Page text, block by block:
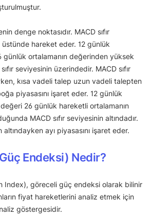
denge noktasıdır. MACD sıfır
üstünde hareket eder. 12 günlük
günlük ortalamanın değerinden yüksek
seviyesinin üzerindedir. MACD sıfır
kısa vadeli talep uzun vadeli talepten
piyasasını işaret eder. 12 günlük
26 günlük hareketli ortalamanın
MACD sıfır seviyesinin altındadır.
altındayken ayı piyasasını işaret eder.
Endeksi) Nedir?
Index), göreceli güç endeksi olarak bilinir
fiyat hareketlerini analiz etmek için
göstergesidir.